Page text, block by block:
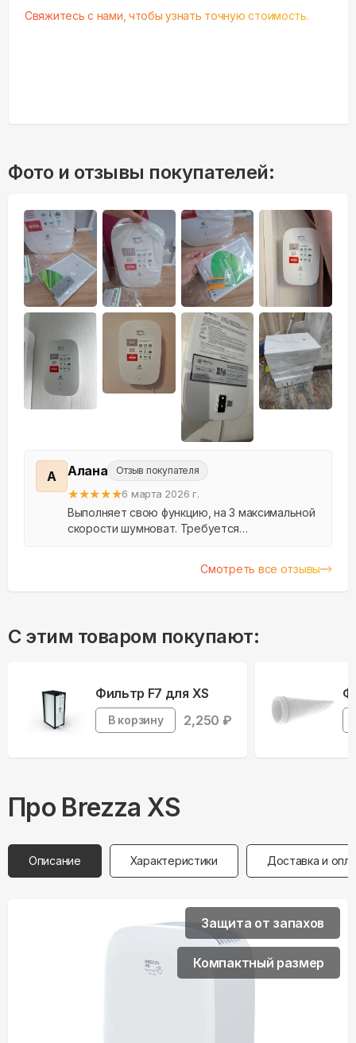
Свяжитесь с нами, чтобы узнать точную стоимость.
Фото и отзывы покупателей:
А Алана Отзыв покупателя
★★★★★6 марта 2026 г.
Выполняет свою функцию, на 3 максимальной
скорости шумноват. Требуется
не работает не дует. Бо...
Смотреть все отзывы
С этим товаром покупают:
Фильтр F7 для XS
В корзину 2,250 ₽
Про Brezza XS
Описание Характеристики Доставка и
Защита от запахов
Компактный размер